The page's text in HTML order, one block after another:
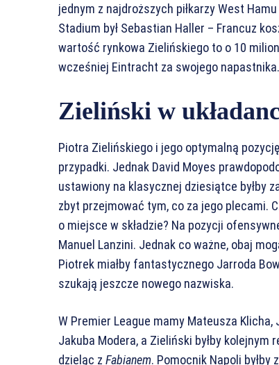
jednym z najdroższych piłkarzy West
Stadium był Sebastian Haller – Francuz
wartość rynkowa Zielińskiego to o 10
wcześniej Eintracht za swojego napastnika.
Zieliński w
Piotra Zielińskiego i jego optymalną
przypadki. Jednak David Moyes
ustawiony na klasycznej dziesiątce byłby
zbyt przejmować tym, co za jego plecami.
o miejsce w składzie? Na pozycji
Manuel Lanzini. Jednak co ważne, obaj
Piotrek miałby fantastycznego Jarroda
szukają jeszcze nowego nazwiska.
W Premier League mamy Mateusza Klicha,
Jakuba Modera, a Zieliński byłby
dzieląc z Fabianem. Pomocnik Napoli